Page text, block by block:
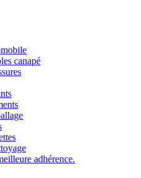
canapé
adhérence.